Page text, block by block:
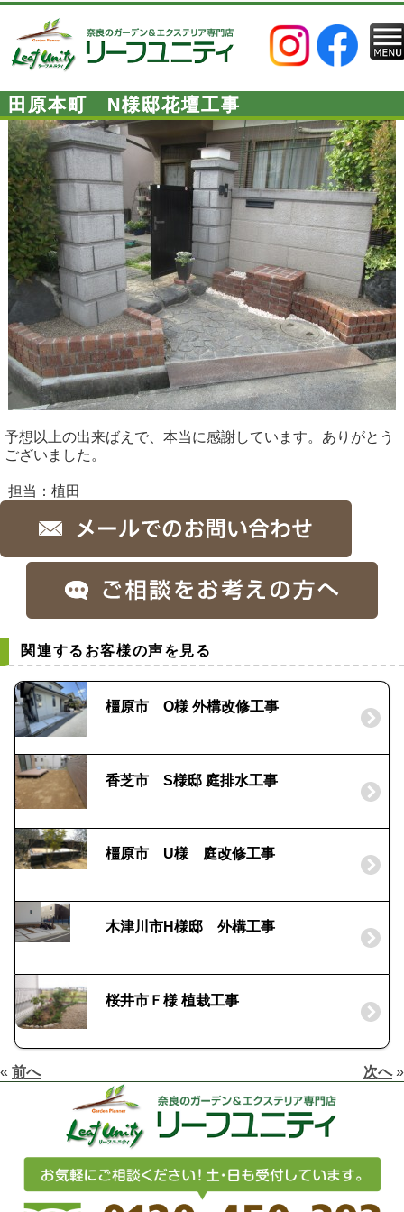
田原本町 N様邸花壇工事
予想以上の出来ばえで、本当に感謝しています。ありがとう
ございました。
担当：植田
関連するお客様の声を見る
橿原市 O様 外構改修工事
香芝市 S様邸 庭排水工事
橿原市 U様 庭改修工事
木津川市H様邸 外構工事
桜井市Ｆ様 植栽工事
« 前へ 次へ»